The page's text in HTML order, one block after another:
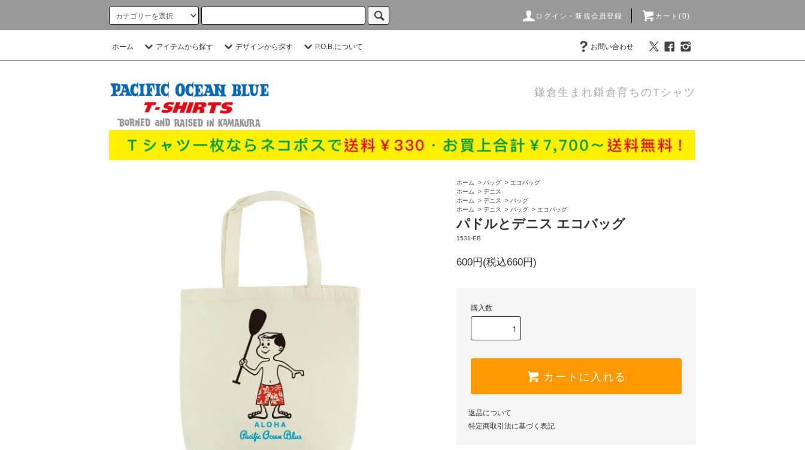
ログイン・新規会員登録 カート(0)
ホーム アイテムから探す デザインから探す P.O.B.について お問い合わせ
鎌倉生まれ鎌倉育ちのTシャツ
ホーム > バッグ > エコバッグ
ホーム
> デニス
ホーム
> デニス > バッグ
ホーム
> デニス > バッグ > エコバッグ
パドルとデニス エコバッグ
1531-EB
600円(税込660円)
購入数
カートに入れる
返品について
特定商取引法に基づく表記